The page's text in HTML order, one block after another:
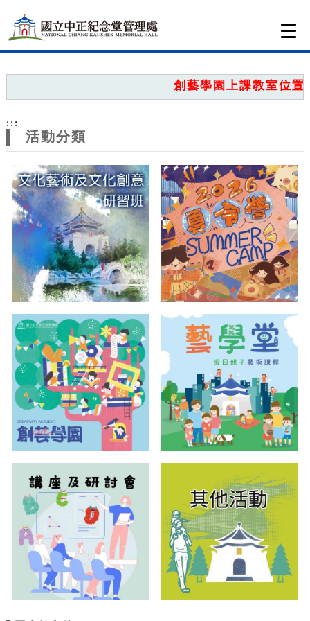
網
站
主
題
創藝學園上課教室位置圖
:::
活動分類